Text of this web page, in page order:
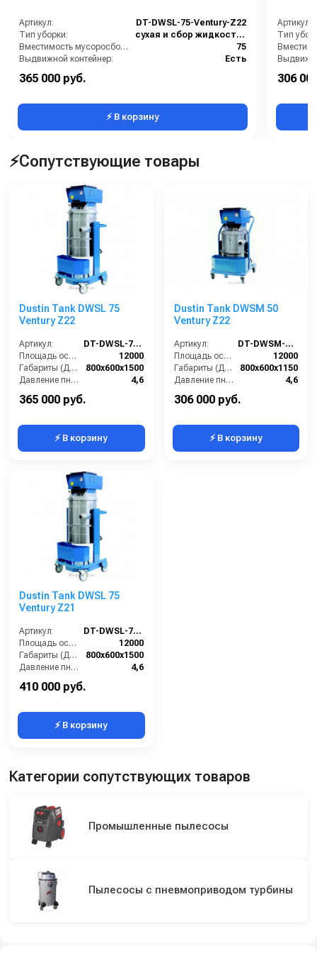
Артикул:
DT-DWSL-75-Ventury-Z22
Тип уборки:
сухая и сбор жидкостей
Вместимость мусоросборника (л):
75
Выдвижной контейнер:
Есть
365 000 руб.
⚡ В корзину
Артикул:
Тип
306
⚡Сопутствующие товары
Dustin Tank DWSL 75
Ventury Z22
Артикул:
DT-DWSL-75-Ventury-Z22
Площадь основного фильтра (см2):
12000
Габариты (ДхШхВ):
800х600х1500
Давление пневмосети (бар):
4,6
365 000 руб.
⚡ В корзину
Dustin Tank DWSM 50
Ventury Z22
Артикул:
DT-DWSM-50-Ventury-Z22
Площадь основного фильтра (см2):
12000
Габариты (ДхШхВ):
800х600х1150
Давление пневмосети (бар):
4,6
306 000 руб.
⚡ В корзину
Dustin Tank DWSL 75
Ventury Z21
Артикул:
DT-DWSL-75-Ventury-Z21
Площадь основного фильтра (см2):
12000
Габариты (ДхШхВ):
800х600х1500
Давление пневмосети (бар):
4,6
410 000 руб.
⚡ В корзину
Категории сопутствующих товаров
Промышленные пылесосы
Пылесосы с пневмоприводом турбины